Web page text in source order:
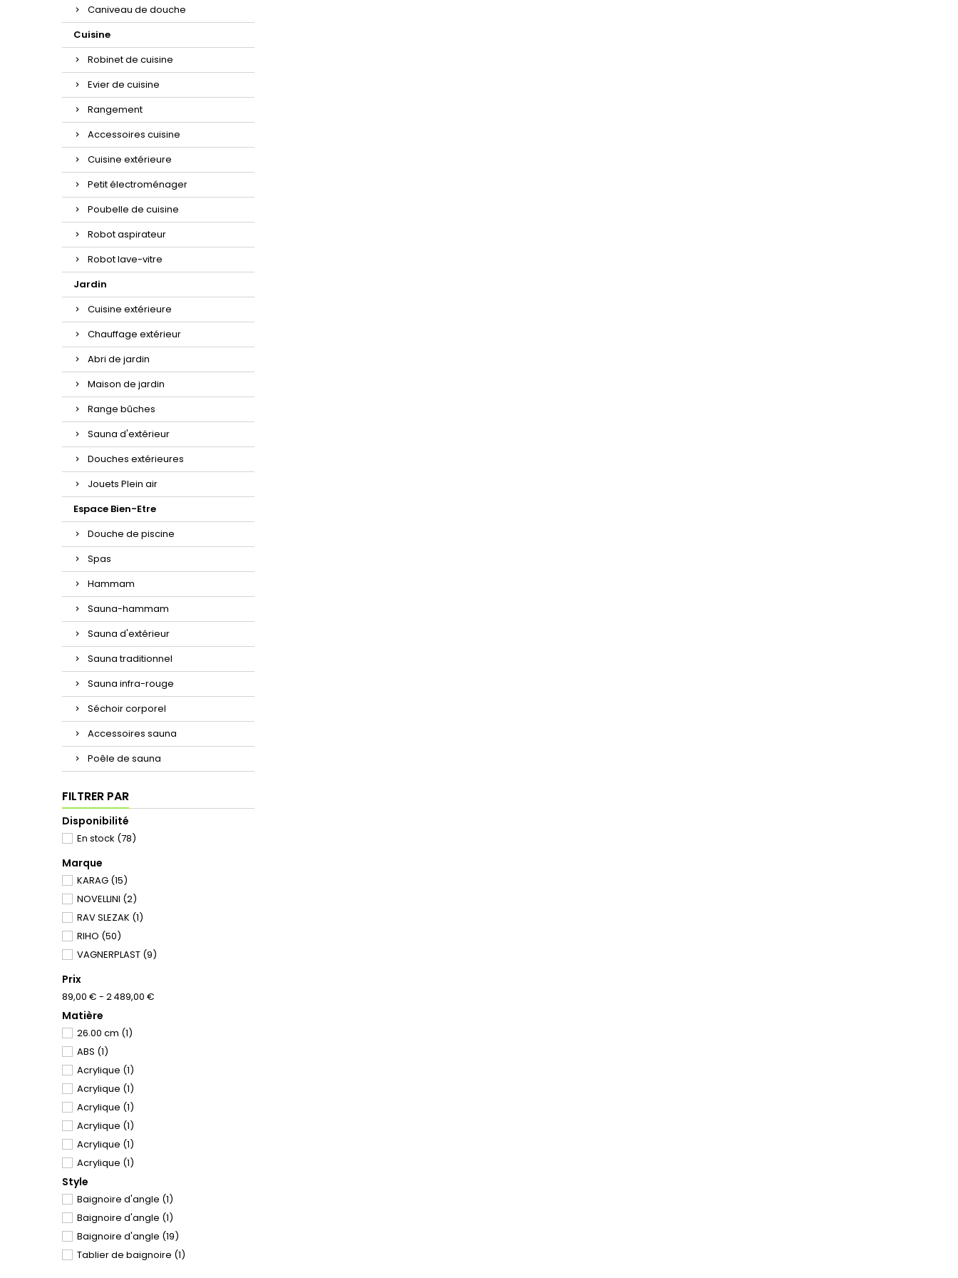
Caniveau de douche
Cuisine
Robinet de cuisine
Evier de cuisine
Rangement
Accessoires cuisine
Cuisine extérieure
Petit électroménager
Poubelle de cuisine
Robot aspirateur
Robot lave-vitre
Jardin
Cuisine extérieure
Chauffage extérieur
Abri de jardin
Maison de jardin
Range bûches
Sauna d'extérieur
Douches extérieures
Jouets Plein air
Espace Bien-Etre
Douche de piscine
Spas
Hammam
Sauna-hammam
Sauna d'extérieur
Sauna traditionnel
Sauna infra-rouge
Séchoir corporel
Accessoires sauna
Poêle de sauna
FILTRER PAR
Disponibilité
En stock (78)
Marque
KARAG (15)
NOVELLINI (2)
RAV SLEZAK (1)
RIHO (50)
VAGNERPLAST (9)
Prix
89,00 € - 2 489,00 €
Matière
26.00 cm (1)
ABS (1)
Acrylique (1)
Acrylique (1)
Acrylique (1)
Acrylique (1)
Acrylique (1)
Acrylique (1)
Acrylique
Acrylique (1)
Acrylique (1)
Acrylique (1)
Acrylique(1)
Style
Baignoire d'angle (1)
Baignoire d'angle (1)
Baignoire d'angle (19)
Tablier de baignoire (1)